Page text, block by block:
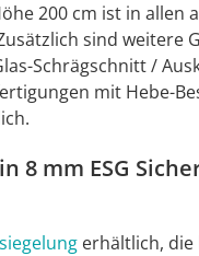
200 cm ist in allen
sind weitere
Schrägschnitt /
mit Hebe-
8 mm ESG
erhältlich, die